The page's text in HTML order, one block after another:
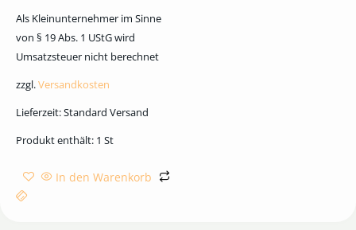
Als Kleinunternehmer im Sinne
von § 19 Abs. 1 UStG wird
Umsatzsteuer nicht berechnet
zzgl.Versandkosten
Lieferzeit:Standard Versand
Produkt enthält: 1 St
In den Warenkorb